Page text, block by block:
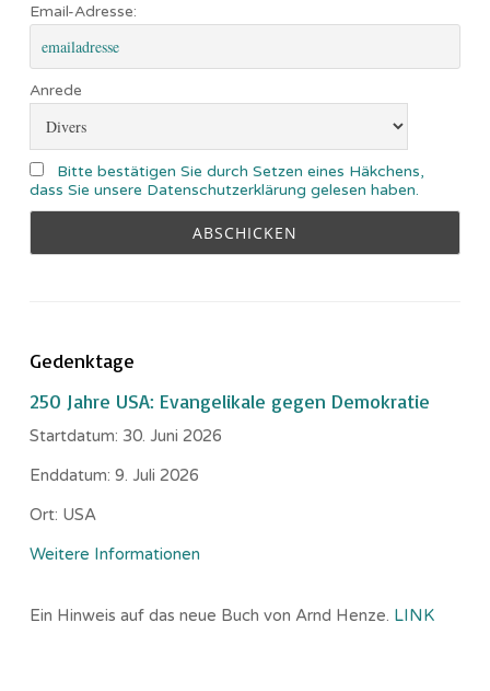
Email-Adresse:
Anrede
Bitte bestätigen Sie durch Setzen eines Häkchens,
dass Sie unsere Datenschutzerklärung gelesen haben.
Gedenktage
250 Jahre USA: Evangelikale gegen Demokratie
Startdatum: 30. Juni 2026
Enddatum: 9. Juli 2026
Ort: USA
Weitere Informationen
Ein Hinweis auf das neue Buch von Arnd Henze. LINK